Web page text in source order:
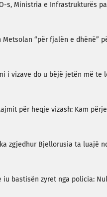
s, Ministria e Infrastrukturës
“për fjalën e dhënë”
i vizave do u bëjë jetën më te
për heqje vizash: Kam
zgjedhur Bjellorusia ta luajë
iu bastisën zyret nga policia: